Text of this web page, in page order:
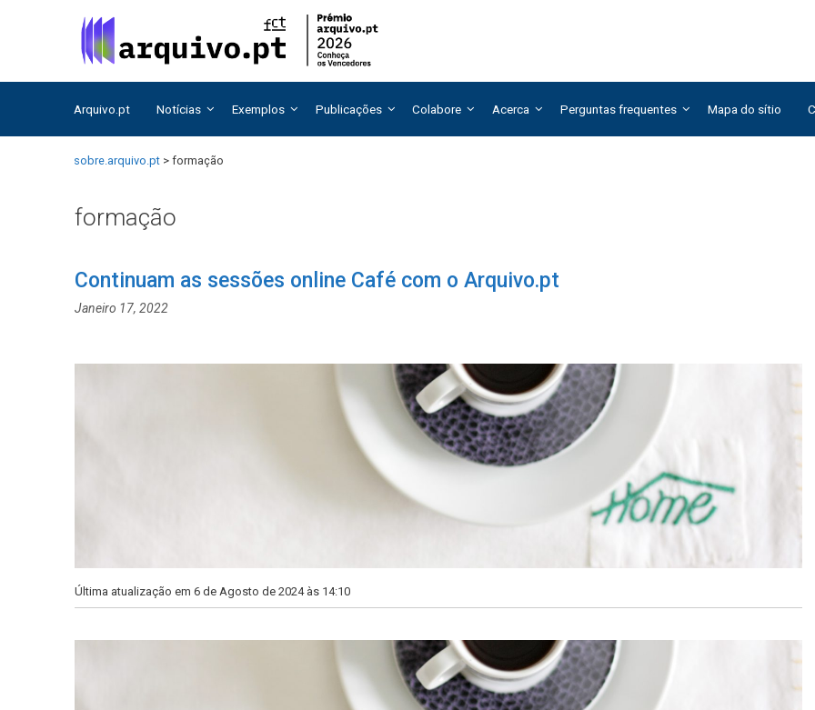
Arquivo.pt Notícias Exemplos Publicações Colabore Acerca Perguntas frequentes Mapa do sítio
sobre.arquivo.pt > formação
formação
Continuam as sessões online Café com o Arquivo.pt
Janeiro 17, 2022
Última atualização em 6 de Agosto de 2024 às 14:10